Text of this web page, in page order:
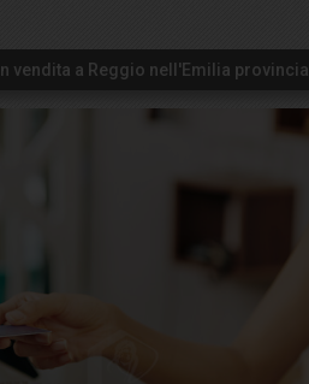
vendita a Reggio nell'Emilia provincia